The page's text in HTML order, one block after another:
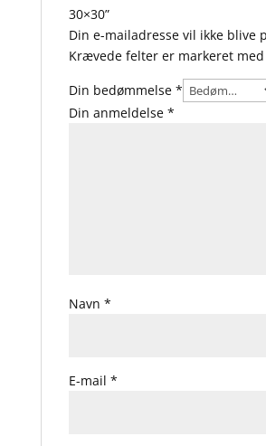
30×30”
Din e-mailadresse vil ikke blive
Krævede felter er markeret med
Din bedømmelse *
Din anmeldelse *
Navn *
E-mail *